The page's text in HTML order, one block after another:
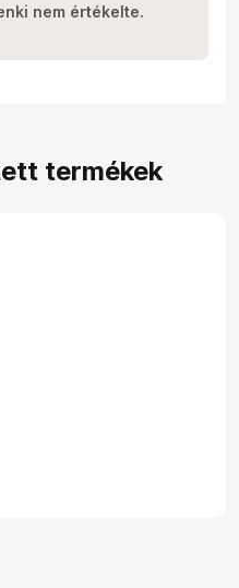
nem értékelte.
termékek